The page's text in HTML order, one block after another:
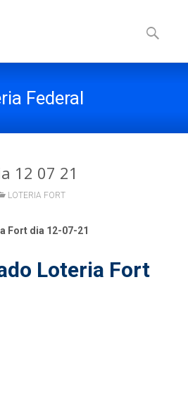
to
content
por:
Federal
12 07 21
LOTERIA FORT
Fort dia 12-07-21
Loteria Fort